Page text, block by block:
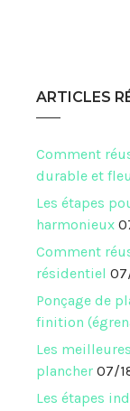
ARTICLES
Comment
durable et
Les étapes
harmonieux
Comment
résidentiel
Ponçage de
finition
Les
plancher 07/
Les étapes